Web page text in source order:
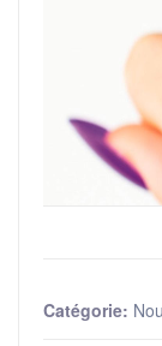
Catégorie: